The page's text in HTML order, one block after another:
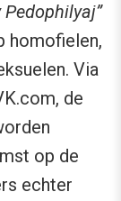
Pedophilyaj”
homofielen,
Via
de
op de
echter